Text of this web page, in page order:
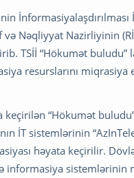
Nəqliyyat Nazirliyinin
TSİİ “Hökumət
resurslarını miqrasiya
“Hökumət
İT sistemlərinin
həyata keçirilir.
informasiya sistemlərinin